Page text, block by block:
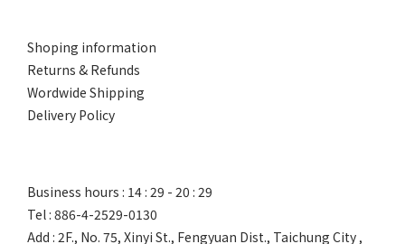
Shoping information
Returns & Refunds
Wordwide Shipping
Delivery Policy
Business hours : 14 : 29 - 20 : 29
Tel : 886-4-2529-0130
Add : 2F., No. 75, Xinyi St., Fengyuan Dist., Taichung City ,